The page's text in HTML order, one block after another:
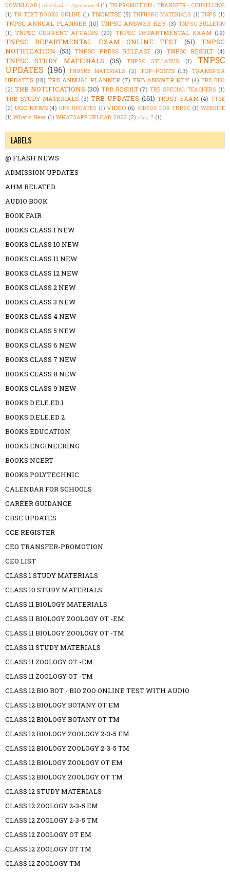
DOWNLOAD | பள்ளிக்கல்வி அரசாணை 4 (1) TN PROMOTION - TRANSFER - COUSELLING
(1) TN TEXT BOOKS ONLINE (1) TNCMTSE (5) TNFUSRC MATERIALS (1) TNPS (1)
TNPSC ANNUAL PLANNER (10) TNPSC ANSWER KEY (3) TNPSC BULLETIN
(1) TNPSC CURRENT AFFAIRS (20) TNPSC DEPARTMENTAL EXAM (19)
TNPSC DEPARTMENTAL EXAM ONLINE TEST (61)
TNPSC
NOTIFICATION (53) TNPSC PRESS RELEASE (3) TNPSC RESULT (4)
TNPSC STUDY MATERIALS (35) TNPSC SYLLABUS (1)
TNPSC
UPDATES (196) TNUSRB MATERIALS (2) TOP-POSTS (13) TRANSFER
UPDATES (18) TRB ANNUAL PLANNER (7) TRB ANSWER KEY (4) TRB BEO
(2) TRB NOTIFICATIONS (30) TRB RESULT (7) TRB SPECIAL TEACHERS (1)
TRB STUDY MATERIALS (3) TRB UPDATES (161) TRUST EXAM (4) TTSE
(2) UGC NEWS (4) UPS UPDATES (1) VIDEO (6) VIDEOS FOR TNPSC (1) WEBSITE
(1) What's New. (1) WHATSAPP UPLOAD 2023 (2) எப்படி ? (1)
LABELS
@ FLASH NEWS
ADMISSION UPDATES
AHM RELATED
AUDIO BOOK
BOOK FAIR
BOOKS CLASS 1 NEW
BOOKS CLASS 10 NEW
BOOKS CLASS 11 NEW
BOOKS CLASS 12 NEW
BOOKS CLASS 2 NEW
BOOKS CLASS 3 NEW
BOOKS CLASS 4 NEW
BOOKS CLASS 5 NEW
BOOKS CLASS 6 NEW
BOOKS CLASS 7 NEW
BOOKS CLASS 8 NEW
BOOKS CLASS 9 NEW
BOOKS D.ELE.ED 1
BOOKS D.ELE.ED 2
BOOKS EDUCATION
BOOKS ENGINEERING
BOOKS NCERT
BOOKS POLYTECHNIC
CALENDAR FOR SCHOOLS
CAREER GUIDANCE
CBSE UPDATES
CCE REGISTER
CEO TRANSFER-PROMOTION
CEO LIST
CLASS 1 STUDY MATERIALS
CLASS 10 STUDY MATERIALS
CLASS 11 BIOLOGY MATERIALS
CLASS 11 BIOLOGY ZOOLOGY OT -EM
CLASS 11 BIOLOGY ZOOLOGY OT -TM
CLASS 11 STUDY MATERIALS
CLASS 11 ZOOLOGY OT -EM
CLASS 11 ZOOLOGY OT -TM
CLASS 12 BIO BOT - BIO ZOO ONLINE TEST WITH AUDIO
CLASS 12 BIOLOGY BOTANY OT EM
CLASS 12 BIOLOGY BOTANY OT TM
CLASS 12 BIOLOGY ZOOLOGY 2-3-5 EM
CLASS 12 BIOLOGY ZOOLOGY 2-3-5 TM
CLASS 12 BIOLOGY ZOOLOGY OT EM
CLASS 12 BIOLOGY ZOOLOGY OT TM
CLASS 12 STUDY MATERIALS
CLASS 12 ZOOLOGY 2-3-5 EM
CLASS 12 ZOOLOGY 2-3-5 TM
CLASS 12 ZOOLOGY OT EM
CLASS 12 ZOOLOGY OT TM
CLASS 12 ZOOLOGY TM